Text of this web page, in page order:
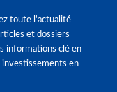
toute l'actualité
et dossiers
informations clé en
investissements en